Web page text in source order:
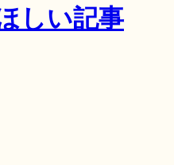
しい記事